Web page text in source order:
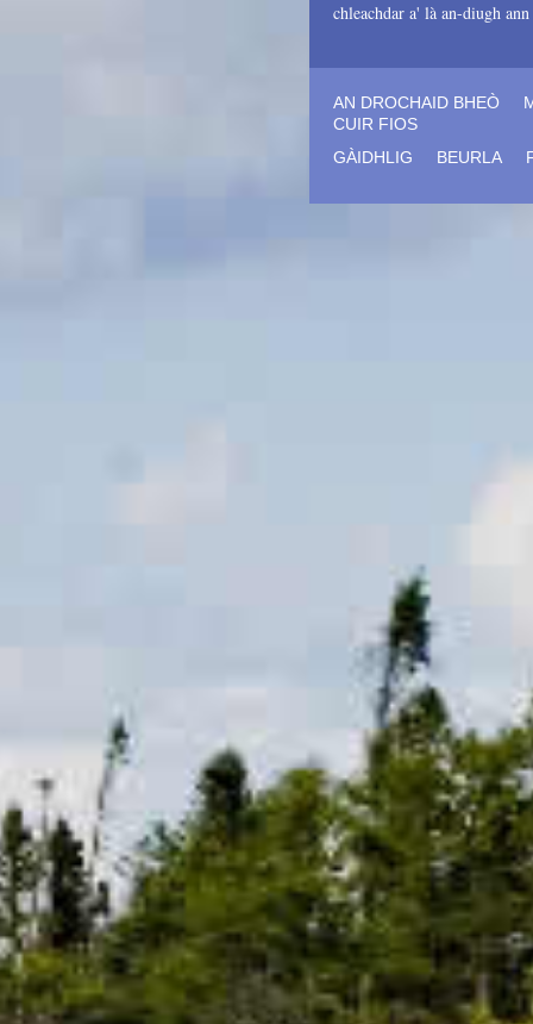
chleachdar a' là an-diugh
AN DROCHAID BHEÒ
CUIR FIOS
GÀIDHLIG
BEURLA